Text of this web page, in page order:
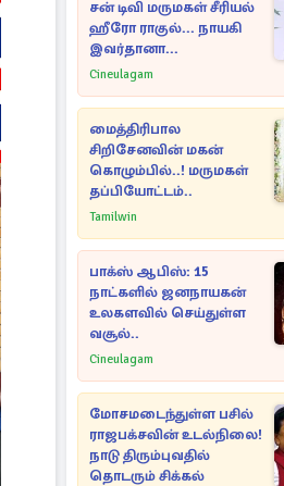
சன் டிவி மருமகள் சீரியல்
ஹீரோ ராகுல்... நாயகி
இவர்தானா...
Cineulagam
மைத்திரிபால
சிறிசேனவின் மகன்
கொழும்பில்..! மருமகள்
தப்பியோட்டம்..
Tamilwin
பாக்ஸ் ஆபிஸ்: 15
நாட்களில் ஜனநாயகன்
உலகளவில் செய்துள்ள
வசூல்..
Cineulagam
மோசமடைந்துள்ள பசில்
ராஜபக்சவின் உடல்நிலை!
நாடு திரும்புவதில்
தொடரும் சிக்கல்